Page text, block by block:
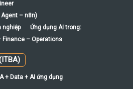
– n8n)
nghiệp
Ứng dụng AI trong:
Finance – Operations
+ Data + AI ứng dụng